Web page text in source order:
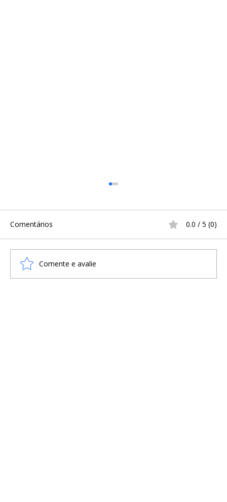
Comentários 0.0 / 5 (0)
Comente e avalie